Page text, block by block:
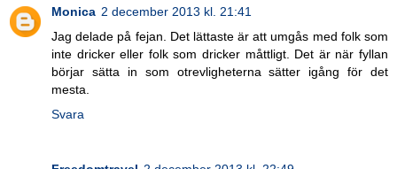
Monica 2 december 2013 kl. 21:41
Jag delade på fejan. Det lättaste är att umgås med folk som
inte dricker eller folk som dricker måttligt. Det är när fyllan
börjar sätta in som otrevligheterna sätter igång för det
mesta.
Svara